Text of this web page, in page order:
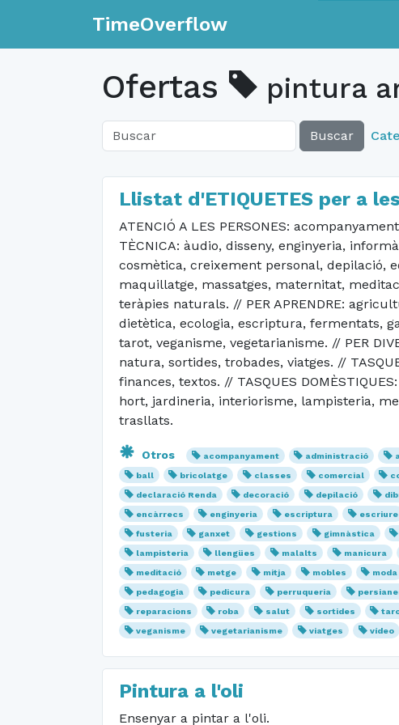
TimeOverflow
Ofertas pintura
Buscar
Llistat d'ETIQUETES per a
ATENCIÓ A LES PERSONES:
TÈCNICA: àudio, disseny, enginyeria,
cosmètica, creixement personal, depilació,
maquillatge, massatges, maternitat,
teràpies naturals. // PER APRENDRE:
dietètica, ecologia, escriptura, fermentats,
tarot, veganisme, vegetarianisme. // PER
natura, sortides, trobades, viatges. //
finances, textos. // TASQUES
hort, jardineria, interiorisme, lampisteria,
trasllats.
Otros acompanyament administració
ball
bricolatge classes comercial
declaració Renda
decoració depilació
encàrrecs
enginyeria escriptura escriure
fusteria
ganxet gestions gimnàstica
lampisteria
llengües malalts manicura
meditació
metge mitja mobles moda
pedagogia
pedicura perruqueria
reparacions
roba salut sortides
veganisme
vegetarianisme viatges vídeo
Pintura a l'oli
Ensenyar a pintar a l'oli.